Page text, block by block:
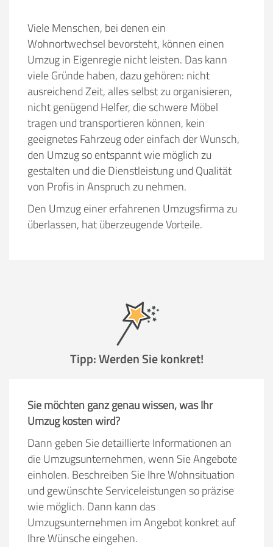
Viele Menschen, bei denen ein
Wohnortwechsel bevorsteht, können einen
Umzug in Eigenregie nicht leisten. Das kann
viele Gründe haben, dazu gehören: nicht
ausreichend Zeit, alles selbst zu organisieren,
nicht genügend Helfer, die schwere Möbel
tragen und transportieren können, kein
geeignetes Fahrzeug oder einfach der Wunsch,
den Umzug so entspannt wie möglich zu
gestalten und die Dienstleistung und Qualität
von Profis in Anspruch zu nehmen.
Den Umzug einer erfahrenen Umzugsfirma zu
überlassen, hat überzeugende Vorteile.
Tipp: Werden Sie konkret!
Sie möchten ganz genau wissen, was Ihr
Umzug kosten wird?
Dann geben Sie detaillierte Informationen an
die Umzugsunternehmen, wenn Sie Angebote
einholen. Beschreiben Sie Ihre Wohnsituation
und gewünschte Serviceleistungen so präzise
wie möglich. Dann kann das
Umzugsunternehmen im Angebot konkret auf
Ihre Wünsche eingehen.